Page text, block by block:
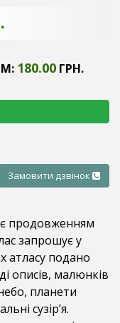
180.00ГРН.
Замовити дзвінок
продовженням
запрошує у
атласу подано
описів, малюнків
планети
сузір’я.